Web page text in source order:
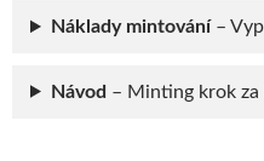
Náklady mintování–
Návod – Minting krok